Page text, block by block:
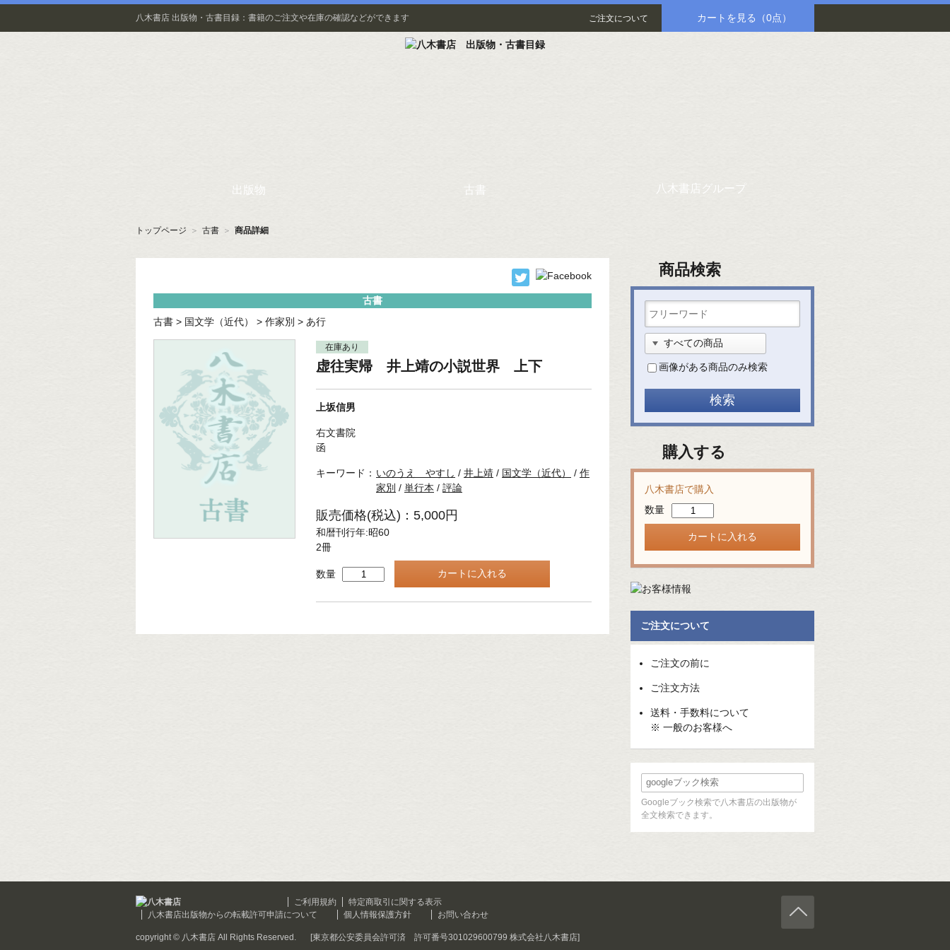
八木書店 出版物・古書目録：書籍のご注文や在庫の確認などができます ご注文について カートを見る （0点）
出版物 古書 八木書店グループ
トップページ ＞ 古書 ＞ 商品詳細
古書
古書 > 国文学（近代） > 作家別 > あ行
在庫あり
虚往実帰 井上靖の小説世界 上下
上坂信男
右文書院
函
キーワード： いのうえ やすし / 井上靖 / 国文学（近代） / 作
家別 / 単行本 / 評論
販売価格(税込)：5,000円
和暦刊行年:昭60
2冊
数量
商品検索
画像がある商品のみ検索
購入する
八木書店で購入
数量
ご注文について
ご注文の前に
ご注文方法
送料・手数料について
※ 一般のお客様へ
Googleブック検索で八木書店の出版物が
全文検索できます。
ご利用規約
特定商取引に関する表示
八木書店出版物からの転載許可申請について
個人情報保護方針 お問い合わせ
copyright © 八木書店 All Rights Reserved. [東京都公安委員会許可済 許可番号301029600799 株式会社八木書店]